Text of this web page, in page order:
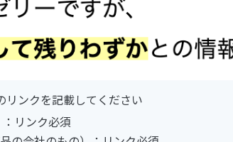
ンクを記載してください
：リンク必須